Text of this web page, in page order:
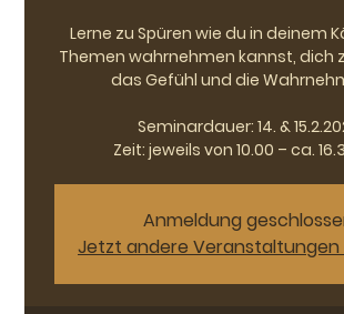
Lerne zu Spüren wie du in deinem
Themen wahrnehmen kannst, dich
das Gefühl und die
Seminardauer: 14. &
Zeit: jeweils von 10.00 – ca.
Anmeldung
Jetzt andere Veranstaltungen